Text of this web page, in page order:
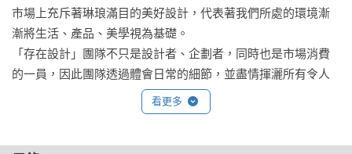
市場上充斥著琳琅滿目的美好設計，代表著我們所處的環境漸
漸將生活、產品、美學視為基礎。
「存在設計」團隊不只是設計者、企劃者，同時也是市場消費
的一員，因此團隊透過體會日常的細節，並盡情揮灑所有令人
感動的元素，以有效的策略企劃來演繹發想，然後才是透過設
看更多